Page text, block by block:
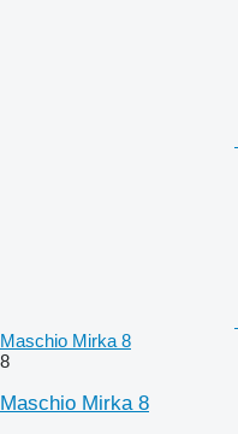
Maschio Mirka 8
8
Maschio Mirka 8